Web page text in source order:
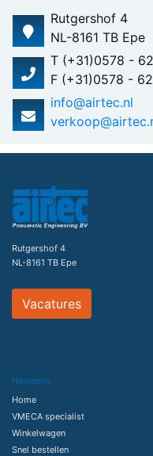
Rutgershof 4
NL-8161 TB Epe
T (+31)0578 -
F (+31)0578 -
info@airtec.nl
Rutgershof 4
NL-8161 TB Epe
Vacatures
Navigatie
Home
VMECA specialist
Winkelwagen
Snel bestellen